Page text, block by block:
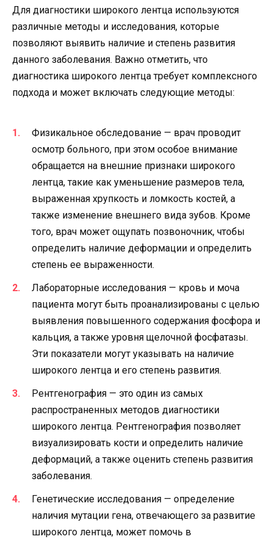
Для диагностики широкого лентца используются
различные методы и исследования, которые
позволяют выявить наличие и степень развития
данного заболевания. Важно отметить, что
диагностика широкого лентца требует комплексного
подхода и может включать следующие методы:
Физикальное обследование — врач проводит
осмотр больного, при этом особое внимание
обращается на внешние признаки широкого
лентца, такие как уменьшение размеров тела,
выраженная хрупкость и ломкость костей, а
также изменение внешнего вида зубов. Кроме
того, врач может ощупать позвоночник, чтобы
определить наличие деформации и определить
степень ее выраженности.
Лабораторные исследования — кровь и моча
пациента могут быть проанализированы с целью
выявления повышенного содержания фосфора и
кальция, а также уровня щелочной фосфатазы.
Эти показатели могут указывать на наличие
широкого лентца и его степень развития.
Рентгенография — это один из самых
распространенных методов диагностики
широкого лентца. Рентгенография позволяет
визуализировать кости и определить наличие
деформаций, а также оценить степень развития
заболевания.
Генетические исследования — определение
наличия мутации гена, отвечающего за развитие
широкого лентца, может помочь в